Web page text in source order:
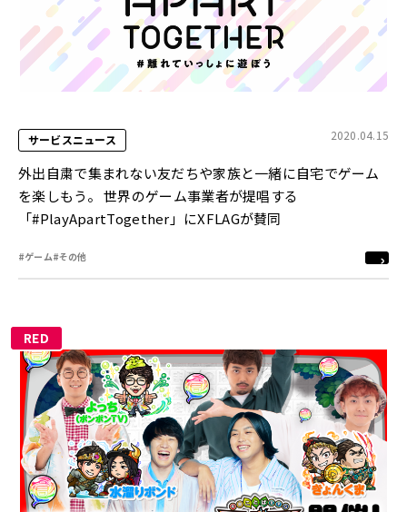
サービスニュース 2020.04.15
外出自粛で集まれない友だちや家族と一緒に自宅でゲーム
を楽しもう。 世界のゲーム事業者が提唱する
「#PlayApartTogether」にXFLAGが賛同
#ゲーム#その他
RED